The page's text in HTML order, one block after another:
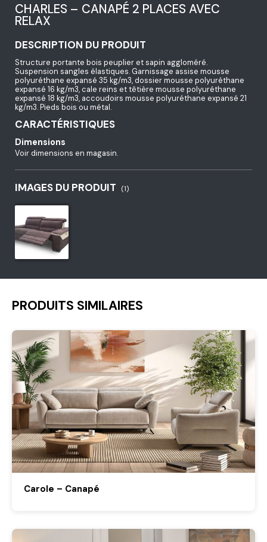
CHARLES – CANAPÉ 2 PLACES AVEC
RELAX
DESCRIPTION DU PRODUIT
Structure portante bois peuplier et sapin aggloméré.
Suspension sangles élastiques. Garnissage assise mousse
polyuréthane expansé 35 kg/m3, dossier mousse polyuréthane
expansé 16 kg/m3, cale reins et têtière mousse polyuréthane
expansé 18 kg/m3, accoudoirs mousse polyuréthane expansé 21
kg/m3. Pieds bois ou métal.
CARACTÉRISTIQUES
Dimensions
Voir dimensions en magasin.
IMAGES DU PRODUIT (1)
PRODUITS SIMILAIRES
Carole – Canapé